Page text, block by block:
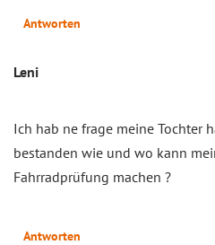
Antworten
Leni
Ich hab ne frage meine Tochter
bestanden wie und wo kann
Fahrradprüfung machen ?
Antworten